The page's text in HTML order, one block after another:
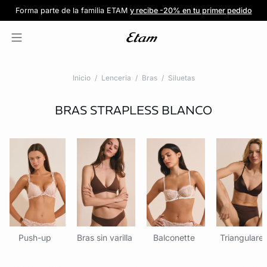
-20% en tu primera ordenal iniciar sesión
Beneficio exclusivo para clientes nuevos Únete a ETAM
Forma parte de la familia ETAM y recibe -20% en tu primer pedido
Envío gratisen compras de $1599
Inicio Lenceria Bras Siluetas
BRAS STRAPLESS BLANCO
Push-up Bras sin varilla Balconette Triangulares